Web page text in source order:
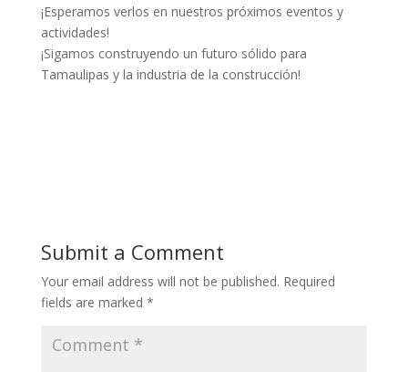
¡Esperamos verlos en nuestros próximos eventos y
actividades!
¡Sigamos construyendo un futuro sólido para
Tamaulipas y la industria de la construcción!
Submit a Comment
Your email address will not be published. Required
fields are marked *